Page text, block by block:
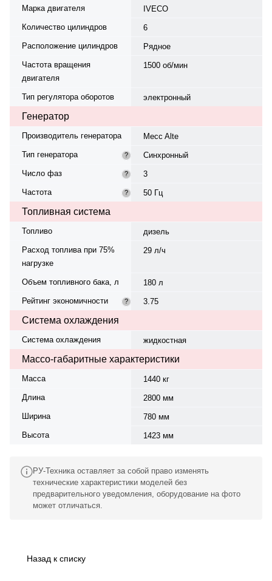
Марка двигателя
IVECO
Количество цилиндров
6
Расположение цилиндров
Рядное
Частота вращения
двигателя
1500 об/мин
Тип регулятора оборотов электронный
Генератор
Производитель генератора
Mecc Alte
Тип генератора
?
Синхронный
Число фаз
?
3
Частота
? 50 Гц
Топливная система
Топливо
дизель
Расход топлива при 75%
нагрузке
29 л/ч
Объем топливного бака, л
180 л
Рейтинг экономичности
? 3.75
Система охлаждения
Система охлаждения жидкостная
Массо-габаритные характеристики
Масса
1440 кг
Длина
2800 мм
Ширина
780 мм
Высота
1423 мм
РУ-Техника оставляет за собой право изменять
технические характеристики моделей без
предварительного уведомления, оборудование на фото
может отличаться.
Назад к списку